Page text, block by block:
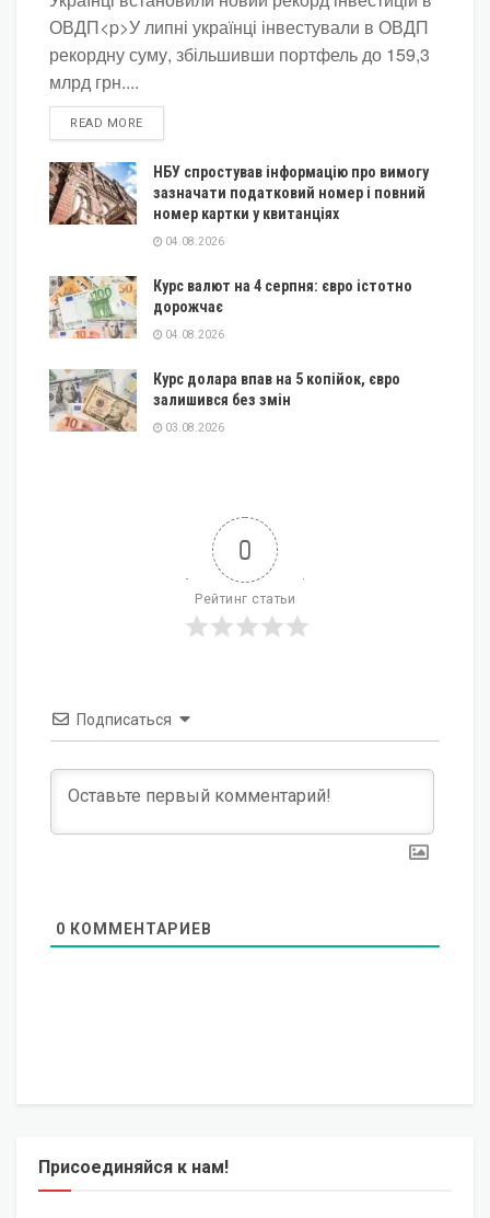
ОВДП<p>У липні українці інвестували в ОВДП
рекордну суму, збільшивши портфель до 159,3
млрд грн....
READ MOREDETAILS
НБУ спростував інформацію про вимогу
зазначати податковий номер і повний
номер картки у квитанціях
04.08.2026
Курс валют на 4 серпня: євро істотно
дорожчає
04.08.2026
Курс долара впав на 5 копійок, євро
залишився без змін
03.08.2026
0
Рейтинг статьи
Подписаться
0 КОММЕНТАРИЕВ
Присоединяйся к нам!